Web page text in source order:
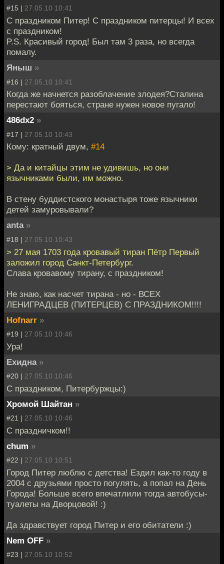
#15 | 27.05.10 10:41
C праздником Питер! С праздником питерцы! И всех
с праздником!
P.S. Красивый город! Был там 3 раза, но всегда
помалу.
Яныш »
#16 | 27.05.10 10:41
Когда же начнется разоблачение злодея?Сталина
перестают бояться, стране нужен новое пугало!
486dx2 »
#17 | 27.05.10 10:43
Кому: кратный двум, #14
> Да и китайцы этим не удивишь, но они
язычниками были, им можно.
В стену буддистского монастыря тоже язычники
детей замуровывали?
anta »
#18 | 27.05.10 10:43
> 27 мая 1703 года кровавый тиран Пётр Первый
заложил город Санкт-Петербург.
Слава кровавому тирану, с праздником!
Не знаю, как насчет тирана - но - ВСЕХ
ЛЕНИГРАДЦЕВ (ПИТЕРЦЕВ) С ПРАЗДНИКОМ!!!!
Hofnarr »
#19 | 27.05.10 10:46
Ура!
Ехидна »
#20 | 27.05.10 10:46
С праздником, Питербуржцы:)
Хромой Шайтан »
#21 | 27.05.10 10:46
С праздничком!!
chum »
#22 | 27.05.10 10:51
Город Питер люблю с детства! Ездил как-то году в
2004 с друзьями просто погулять, а попал на День
Города! Больше всего впечатлили тогда автобусы-
туалеты на Дворцовой! :)
Да здравствует город Питер и его обитатели :)
Nem OFF »
#23 | 27.05.10 10:52